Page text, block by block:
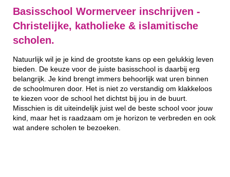
Basisschool Wormerveer inschrijven -
Christelijke, katholieke & islamitische
scholen.
Natuurlijk wil je je kind de grootste kans op een gelukkig leven
bieden. De keuze voor de juiste basisschool is daarbij erg
belangrijk. Je kind brengt immers behoorlijk wat uren binnen
de schoolmuren door. Het is niet zo verstandig om klakkeloos
te kiezen voor de school het dichtst bij jou in de buurt.
Misschien is dit uiteindelijk juist wel de beste school voor jouw
kind, maar het is raadzaam om je horizon te verbreden en ook
wat andere scholen te bezoeken.